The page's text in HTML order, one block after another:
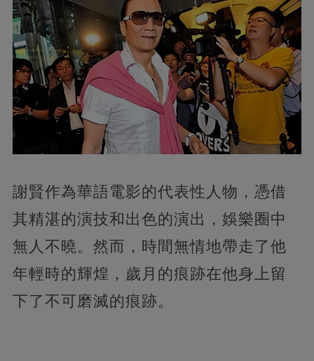
謝賢作為華語電影的代表性人物， 憑借
其精湛的演技和出色的演出，娛樂圈中
無人不曉。然而，時間無情地帶走了他
年輕時的輝煌，歲月的痕跡在他身上留
下了不可磨滅的痕跡。